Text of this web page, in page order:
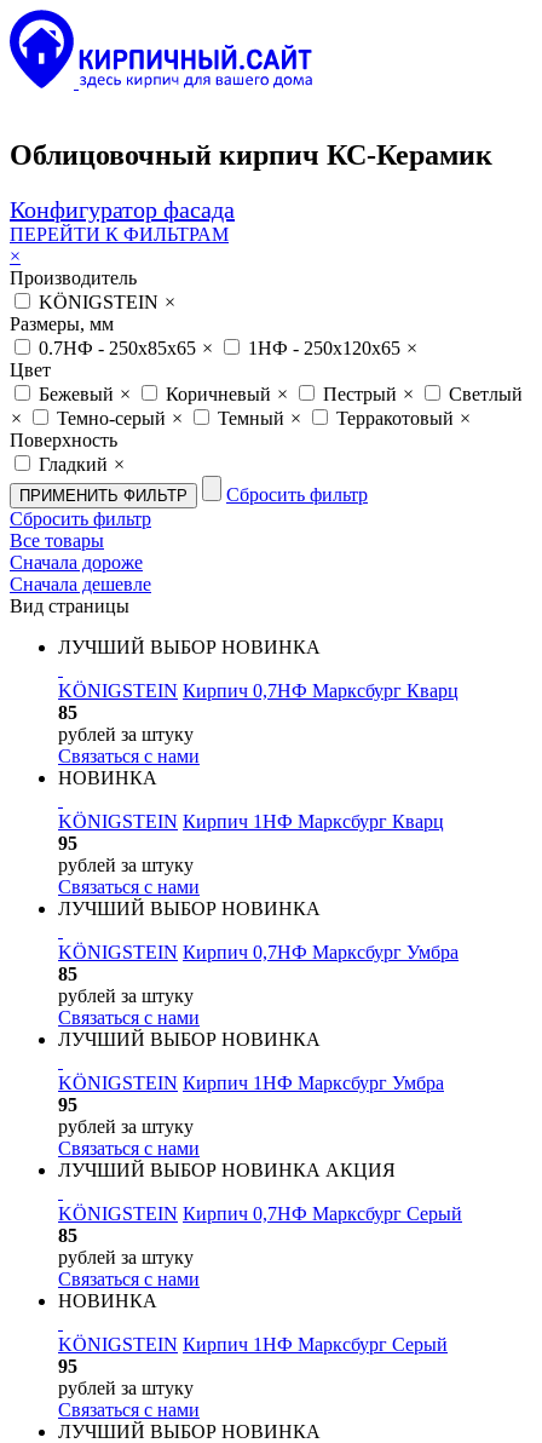
Облицовочный кирпич КС-Керамик
Конфигуратор фасада
ПЕРЕЙТИ К ФИЛЬТРАМ
×
Производитель
KÖNIGSTEIN ×
Размеры, мм
0.7НФ - 250х85х65 × 1НФ - 250х120х65 ×
Цвет
Бежевый × Коричневый × Пестрый ×
Светлый
×
Темно-серый × Темный × Терракотовый ×
Поверхность
Гладкий ×
Сбросить фильтр
Сбросить фильтр
Все товары
Сначала дороже
Сначала дешевле
Вид страницы
ЛУЧШИЙ ВЫБОР НОВИНКА
KÖNIGSTEIN Кирпич 0,7НФ Марксбург Кварц
85
рублей за штуку
Связаться с нами
НОВИНКА
KÖNIGSTEIN Кирпич 1НФ Марксбург Кварц
95
рублей за штуку
Связаться с нами
ЛУЧШИЙ ВЫБОР НОВИНКА
KÖNIGSTEIN Кирпич 0,7НФ Марксбург Умбра
85
рублей за штуку
Связаться с нами
ЛУЧШИЙ ВЫБОР НОВИНКА
KÖNIGSTEIN Кирпич 1НФ Марксбург Умбра
95
рублей за штуку
Связаться с нами
ЛУЧШИЙ ВЫБОР НОВИНКА АКЦИЯ
KÖNIGSTEIN Кирпич 0,7НФ Марксбург Серый
85
рублей за штуку
Связаться с нами
НОВИНКА
KÖNIGSTEIN Кирпич 1НФ Марксбург Серый
95
рублей за штуку
Связаться с нами
ЛУЧШИЙ ВЫБОР НОВИНКА